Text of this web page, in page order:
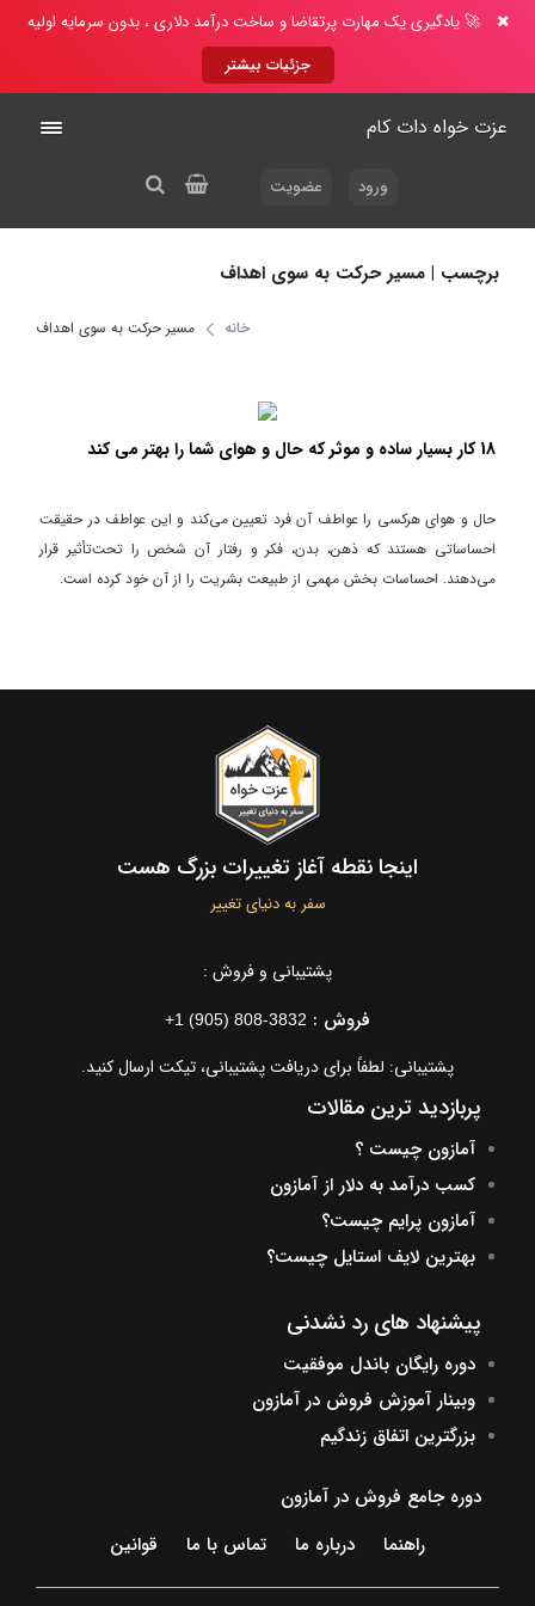
🚀 یادگیری یک مهارت پرتقاضا و ساخت درآمد دلاری ، بدون سرمایه اولیه
جزئیات بیشتر
عزت خواه دات کام
ورود عضویت
برچسب | مسیر حرکت به سوی اهداف
خانه مسیر حرکت به سوی اهداف
18 کار بسیار ساده و موثر که حال و هوای شما را بهتر می کند
حال و هوای هرکسی را عواطف آن فرد تعیین می‌کند و این عواطف در حقیقت
احساساتی هستند که ذهن، بدن، فکر و رفتار آن شخص را تحت‌تأثیر قرار
می‌دهند. احساسات بخش مهمی از طبیعت بشریت را از آن خود کرده است.
اینجا نقطه آغاز تغییرات بزرگ هست
سفر به دنیای تغییر
پشتیبانی و فروش :
فروش : +1 (905) 808-3832
پشتیبانی: لطفاً برای دریافت پشتیبانی، تیکت ارسال کنید.
پربازدید ترین مقالات
آمازون چیست ؟
کسب درآمد به دلار از آمازون
آمازون پرایم چیست؟
بهترین لایف استایل چیست؟
پیشنهاد های رد نشدنی
دوره رایگان باندل موفقیت
وبینار آموزش فروش در آمازون
بزرگترین اتفاق زندگیم
دوره جامع فروش در آمازون
راهنما
درباره ما تماس با ما قوانین